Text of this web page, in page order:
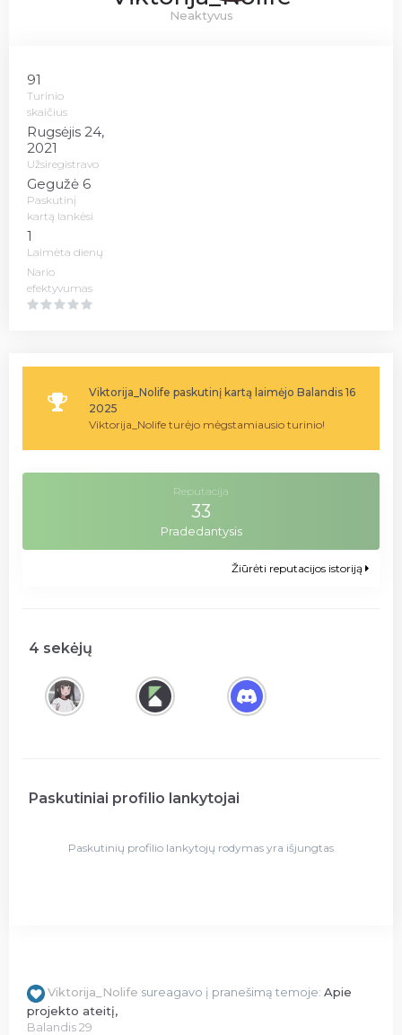
Neaktyvus
91
Turinio
skaičius
Rugsėjis 24,
2021
Užsiregistravo
Gegužė 6
Paskutinį
kartą lankėsi
1
Laimėta dienų
Nario
efektyvumas
Viktorija_Nolife paskutinį kartą laimėjo Balandis 16
2025
Viktorija_Nolife turėjo mėgstamiausio turinio!
Reputacija
33
Pradedantysis
Žiūrėti reputacijos istoriją
4 sekėjų
Paskutiniai profilio lankytojai
Paskutinių profilio lankytojų rodymas yra išjungtas
Viktorija_Nolife sureagavo į pranešimą temoje: Apie
projekto ateitį,
Balandis 29